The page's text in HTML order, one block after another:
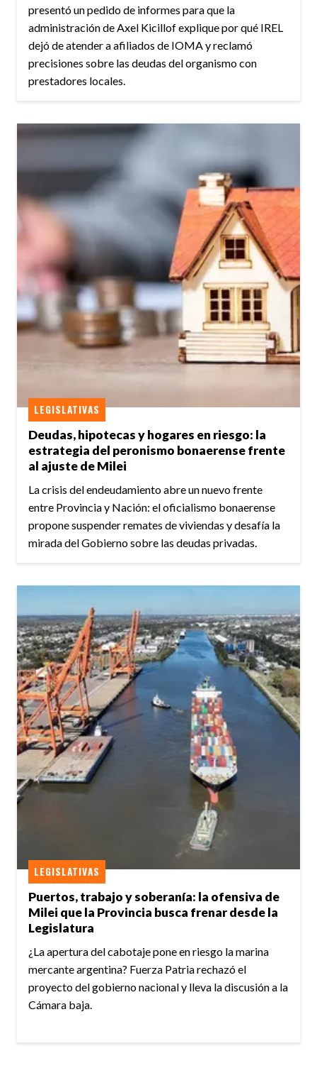
presentó un pedido de informes para que la
administración de Axel Kicillof explique por qué IREL
dejó de atender a afiliados de IOMA y reclamó
precisiones sobre las deudas del organismo con
prestadores locales.
Deudas, hipotecas y hogares en riesgo: la
estrategia del peronismo bonaerense frente
al ajuste de Milei
LEGISLATIVAS
La crisis del endeudamiento abre un nuevo frente
entre Provincia y Nación: el oficialismo bonaerense
propone suspender remates de viviendas y desafía la
mirada del Gobierno sobre las deudas privadas.
Puertos, trabajo y soberanía: la ofensiva de
Milei que la Provincia busca frenar desde la
Legislatura
LEGISLATIVAS
¿La apertura del cabotaje pone en riesgo la marina
mercante argentina? Fuerza Patria rechazó el
proyecto del gobierno nacional y lleva la discusión a la
Cámara baja.